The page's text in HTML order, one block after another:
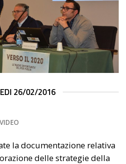
26/02/2016
VIDEO
la documentazione relativa
delle strategie della